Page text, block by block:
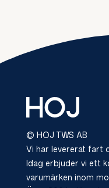
© HOJ TWS AB
Vi har levererat fart
Idag erbjuder vi ett
varumärken inom